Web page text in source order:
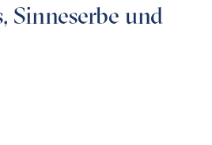
Sinneserbe und